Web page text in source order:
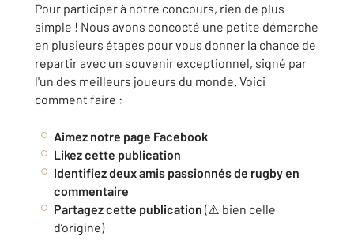
Pour participer à notre concours, rien de plus
simple ! Nous avons concocté une petite démarche
en plusieurs étapes pour vous donner la chance de
repartir avec un souvenir exceptionnel, signé par
l'un des meilleurs joueurs du monde. Voici
comment faire :
Aimez notre page Facebook
Likez cette publication
Identifiez deux amis passionnés de rugby en
commentaire
Partagez cette publication (⚠️ bien celle
d’origine)